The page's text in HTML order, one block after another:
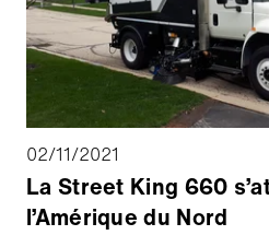
02/11/2021
La Street King 660
l’Amérique du Nord